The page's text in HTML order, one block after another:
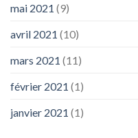
mai 2021 (9)
avril 2021 (10)
mars 2021 (11)
février 2021 (1)
janvier 2021 (1)